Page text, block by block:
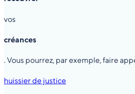
vos
créances
. Vous pourrez, par exemple, faire
huissier de justice